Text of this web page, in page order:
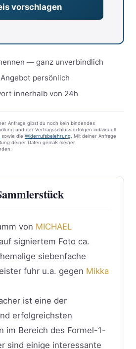
— ganz unverbindlich
persönlich
innerhalb von 24h
Anfrage gibst du noch kein bindendes
und der Vertragsschluss erfolgen individuell
sowie die Widerrufsbelehrung . Mit deiner Anfrage
deiner Daten gemäß meiner
von MICHAEL
auf signiertem Foto ca.
siebenfache
fuhr u.a. gegen Mikka
ist eine der
erfolgreichsten
im Bereich des Formel-1-
sind einige interessante